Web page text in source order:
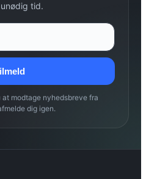
tid.
modtage nyhedsbreve fra
dig igen.